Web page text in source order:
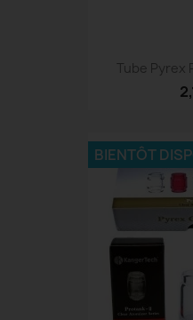
Tube Pyrex
BIENTÔT